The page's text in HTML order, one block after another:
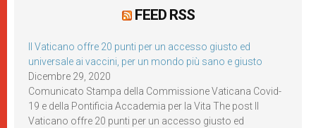
FEED RSS
Il Vaticano offre 20 punti per un accesso giusto ed
universale ai vaccini, per un mondo più sano e giusto
Dicembre 29, 2020
Comunicato Stampa della Commissione Vaticana Covid-
19 e della Pontificia Accademia per la Vita The post Il
Vaticano offre 20 punti per un accesso giusto ed